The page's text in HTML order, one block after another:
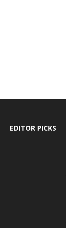
EDITOR PICKS